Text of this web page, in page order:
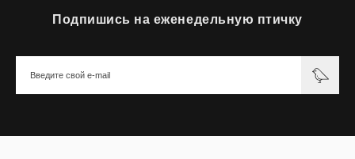
Подпишись на еженедельную птичку